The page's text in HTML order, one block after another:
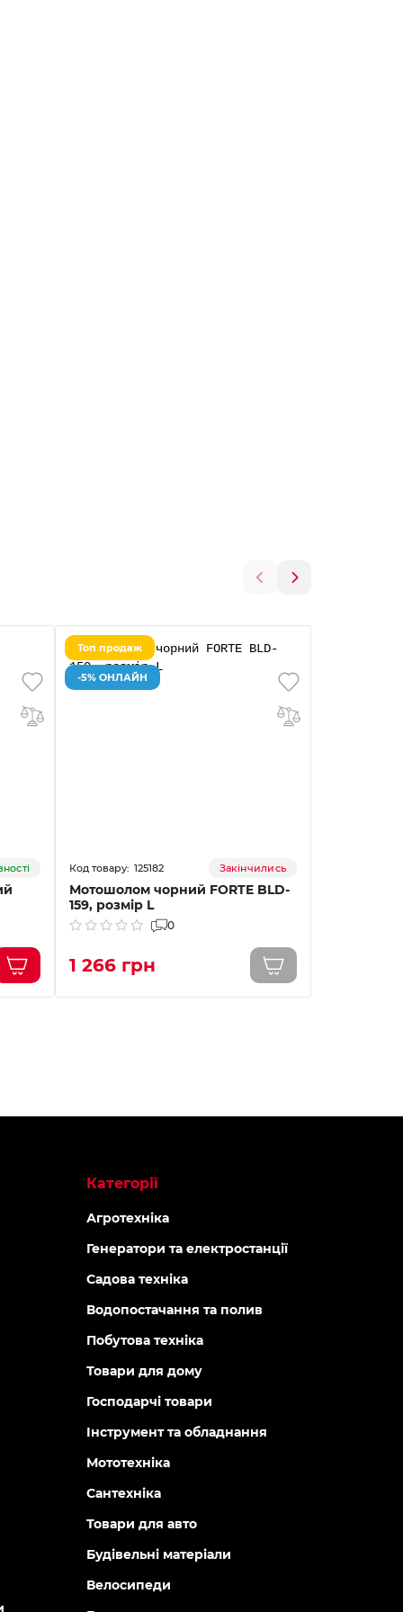
Топ продаж
-5% ОНЛАЙН
125182 Закінчились
Мотошолом чорний FORTE BLD-
159, розмір L
0
1 266 грн
Категорії
Агротехніка
Генератори та електростанції
Садова техніка
Водопостачання та полив
Побутова техніка
Товари для дому
Господарчі товари
Інструмент та обладнання
Мототехніка
Сантехніка
Товари для авто
Будівельні матеріали
Велосипеди